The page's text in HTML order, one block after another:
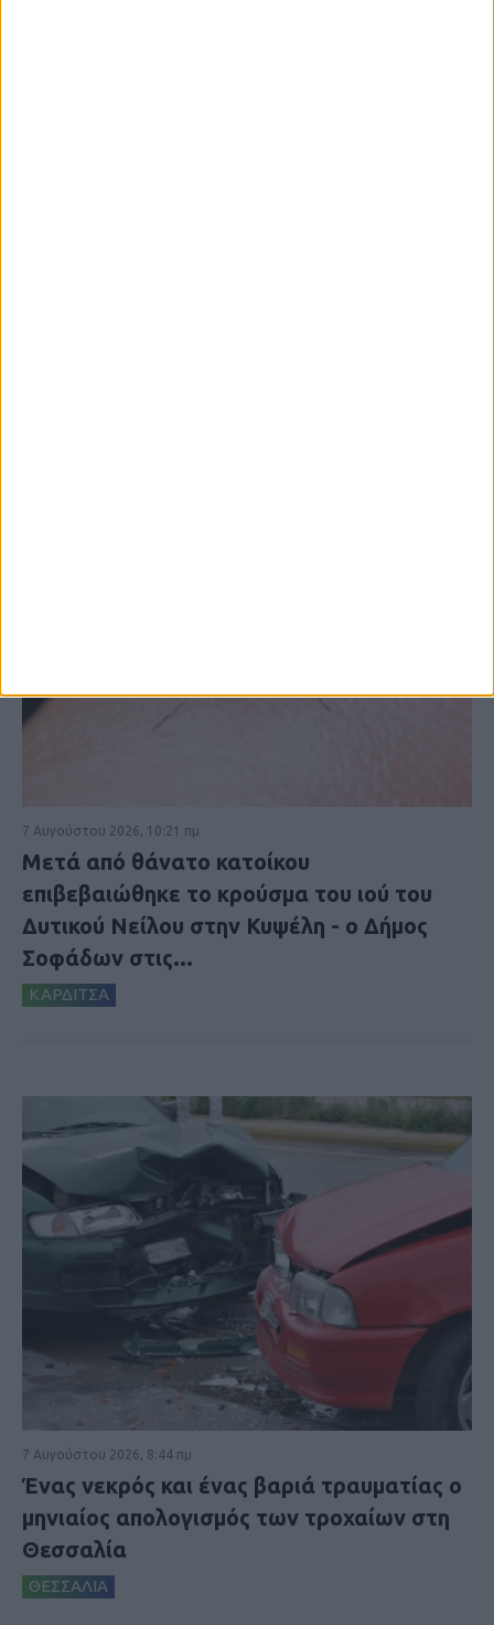
7 Αυγούστου 2026, 10:21 πμ
Μετά από θάνατο κατοίκου
επιβεβαιώθηκε το κρούσμα του ιού του
Δυτικού Νείλου στην Κυψέλη - ο Δήμος
Σοφάδων στις...
ΚΑΡΔΙΤΣΑ
7 Αυγούστου 2026, 8:44 πμ
Ένας νεκρός και ένας βαριά τραυματίας ο
μηνιαίος απολογισμός των τροχαίων στη
Θεσσαλία
ΘΕΣΣΑΛΙΑ